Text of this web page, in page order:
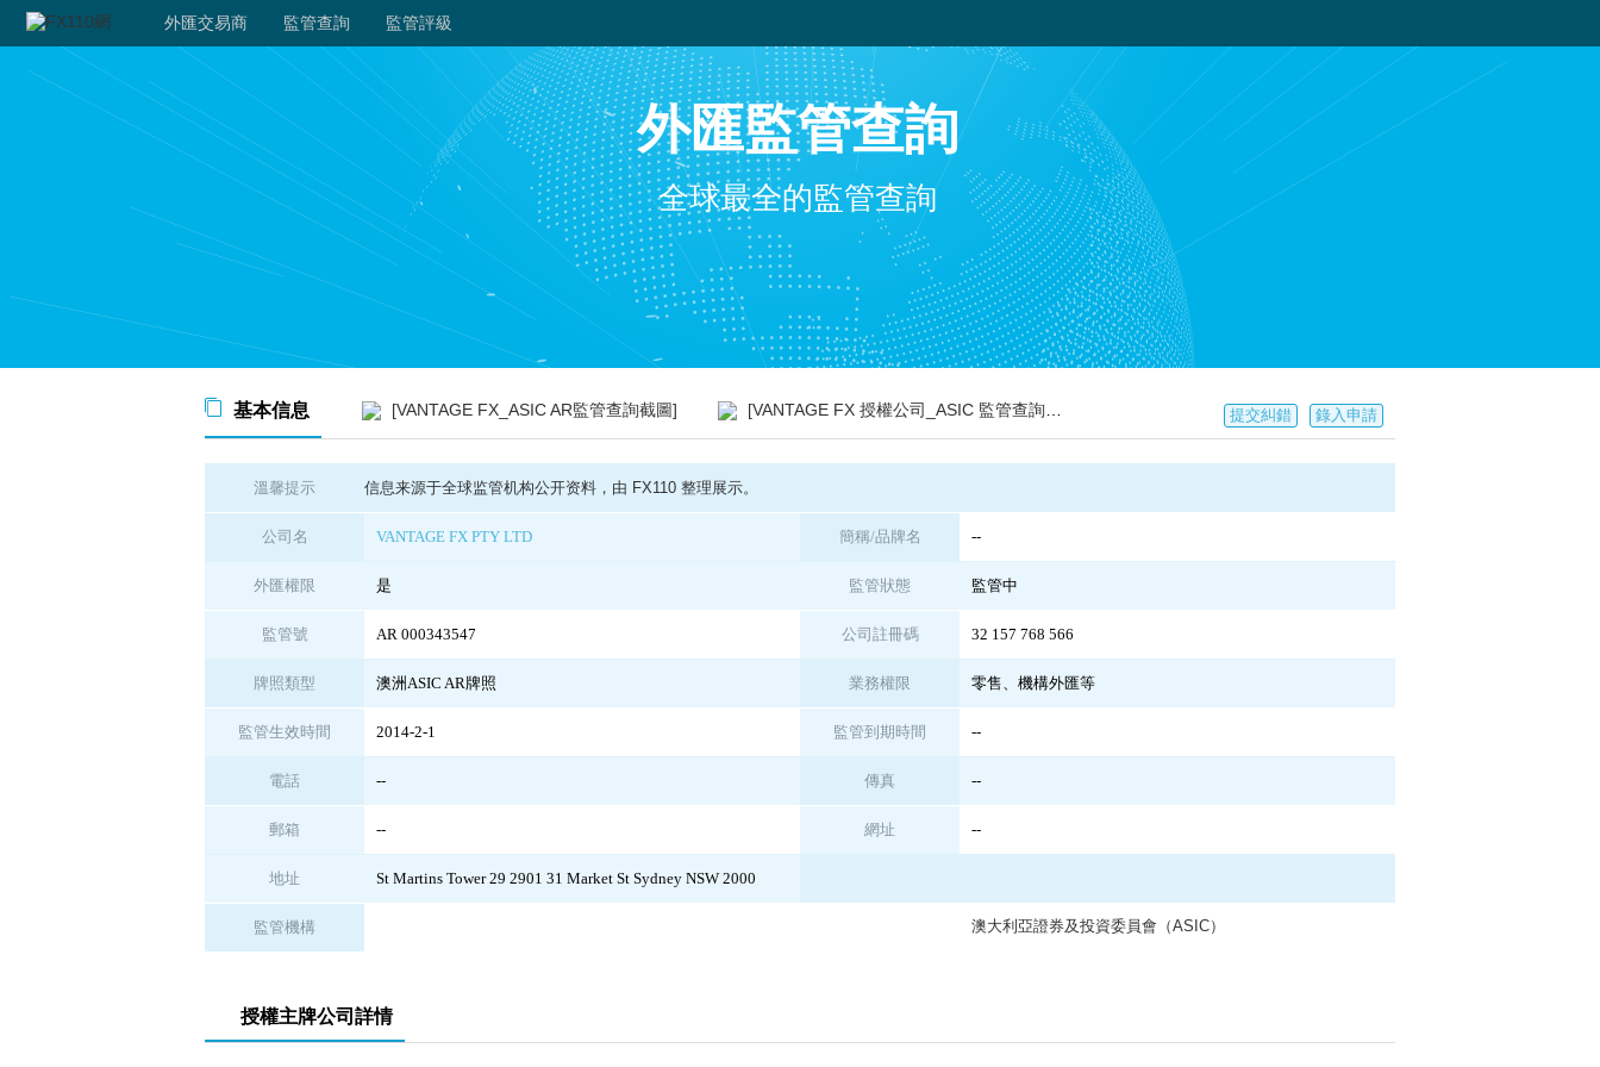
外匯交易商 監管查詢 監管評級
外匯監管查詢
全球最全的監管查詢
基本信息 [VANTAGE FX_ASIC AR監管查詢截圖] [VANTAGE FX 授權公司_ASIC 監管查詢截圖] 提交糾錯 錄入申請
溫馨提示 信息来源于全球监管机构公开资料，由 FX110 整理展示。
公司名 VANTAGE FX PTY LTD 簡稱/品牌名 --
外匯權限 是 監管狀態 監管中
監管號 AR 000343547 公司註冊碼 32 157 768 566
牌照類型 澳洲ASIC AR牌照 業務權限 零售、機構外匯等
監管生效時間 2014-2-1 監管到期時間 --
電話 -- 傳真 --
郵箱 -- 網址 --
地址 St Martins Tower 29 2901 31 Market St Sydney NSW 2000
監管機構 澳大利亞證券及投資委員會（ASIC）
授權主牌公司詳情